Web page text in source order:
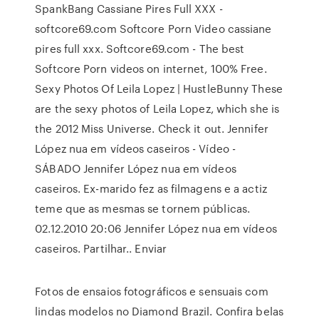
SpankBang Cassiane Pires Full XXX -
softcore69.com Softcore Porn Video cassiane
pires full xxx. Softcore69.com - The best
Softcore Porn videos on internet, 100% Free.
Sexy Photos Of Leila Lopez | HustleBunny These
are the sexy photos of Leila Lopez, which she is
the 2012 Miss Universe. Check it out. Jennifer
López nua em vídeos caseiros - Vídeo -
SÁBADO Jennifer López nua em vídeos
caseiros. Ex-marido fez as filmagens e a actiz
teme que as mesmas se tornem públicas.
02.12.2010 20:06 Jennifer López nua em vídeos
caseiros. Partilhar.. Enviar
Fotos de ensaios fotográficos e sensuais com
lindas modelos no Diamond Brazil. Confira belas